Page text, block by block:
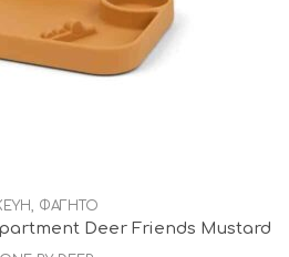
, ΦΑΓΗΤΟ
Deer Friends Mustard